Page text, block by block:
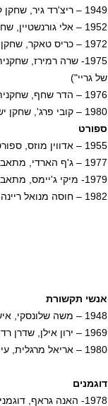
1949 – ריצ'רד גיר, שחקן קולנוע אמריקאי
1952 – אלי גורנשטיין, שחקן, זמר, במאי ומדבב ישראלי
1972 – כריס טאקר, שחקן קולנוע אמריקאי
1975- שרה רמירז,
של גריי")
1976 – הדר שחף, שחקנית, מדבבת, במאית דיבוב וזמרת ישראלית
1980 – קובי פרג', שחקן ישראלי
ספורט
1955 – אדווין מוזס, ספורטאי ואלוף אולימפי אמריקאי
1977 – ג'ף הארדי, מתאבק מקצועי
1979- מיקי ג'יימס, מתאבקת מקצועית אמריקאית
1982 – חוסה מנואל ריינה, שוער נבחרת ספרד וליברפול
אנשי תקשורת
1948 – משה שלונסקי, איש תקשורת ישראלי
1969 – ירון אילן, שדרן רדיו ומנחה טלוויזיה ישראלי
1980 – אריאל מרגלית, עיתונאי ישראלי
דוגמנים
1978- האנה גראף, דוגמנית וזמרת שבדית